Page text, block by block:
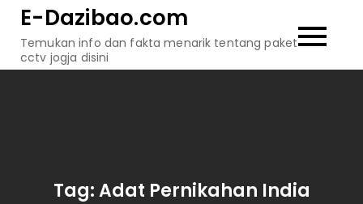
content
E-Dazibao.com
Temukan info dan fakta menarik tentang paket
cctv jogja disini
Tag:Adat Pernikahan India